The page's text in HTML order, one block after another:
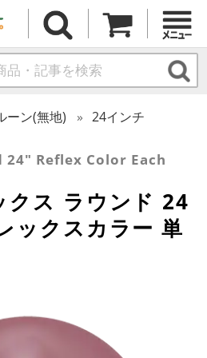
ーン(無地)
24インチ
Reflex Color Each
クス ラウンド 24
ックスカラー 単